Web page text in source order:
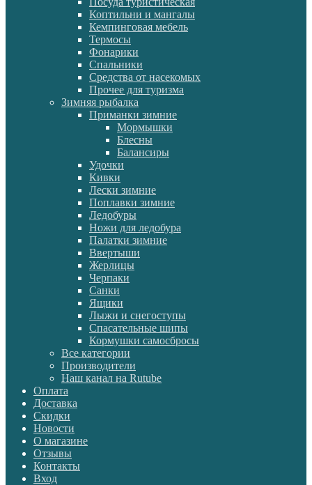
Коптильни и мангалы
Кемпинговая мебель
Термосы
Фонарики
Спальники
Средства от насекомых
Прочее для туризма
Зимняя рыбалка
Приманки зимние
Мормышки
Блесны
Балансиры
Удочки
Кивки
Лески зимние
Поплавки зимние
Ледобуры
Ножи для ледобура
Палатки зимние
Ввертыши
Жерлицы
Черпаки
Санки
Ящики
Лыжи и снегоступы
Спасательные шипы
Кормушки самосбросы
Все категории
Производители
Наш канал на Rutube
Оплата
Доставка
Скидки
Новости
О магазине
Отзывы
Контакты
Вход